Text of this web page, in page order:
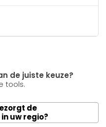
de juiste keuze?
tools.
de
uw regio?